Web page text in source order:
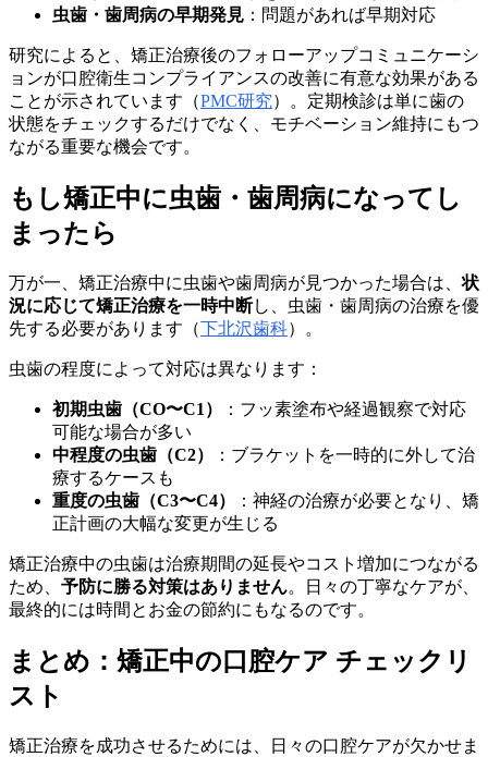
虫歯・歯周病の早期発見 ：問題があれば早期対応
研究によると、矯正治療後のフォローアップコミュニケーシ
ョンが口腔衛生コンプライアンスの改善に有意な効果がある
ことが示されています（PMC研究）。定期検診は単に歯の
状態をチェックするだけでなく、モチベーション維持にもつ
ながる重要な機会です。
もし矯正中に虫歯・歯周病になってし
まったら
万が一、矯正治療中に虫歯や歯周病が見つかった場合は、状
況に応じて矯正治療を一時中断し、虫歯・歯周病の治療を優
先する必要があります（下北沢歯科）。
虫歯の程度によって対応は異なります：
初期虫歯（CO〜C1）
：フッ素塗布や経過観察で対応
可能な場合が多い
中程度の虫歯（C2）
：ブラケットを一時的に外して治
療するケースも
重度の虫歯（C3〜C4）
：神経の治療が必要となり、矯
正計画の大幅な変更が生じる
矯正治療中の虫歯は治療期間の延長やコスト増加につながる
ため、 予防に勝る対策はありません。日々の丁寧なケアが、
最終的には時間とお金の節約にもなるのです。
まとめ：矯正中の口腔ケア チェックリ
スト
矯正治療を成功させるためには、日々の口腔ケアが欠かせま